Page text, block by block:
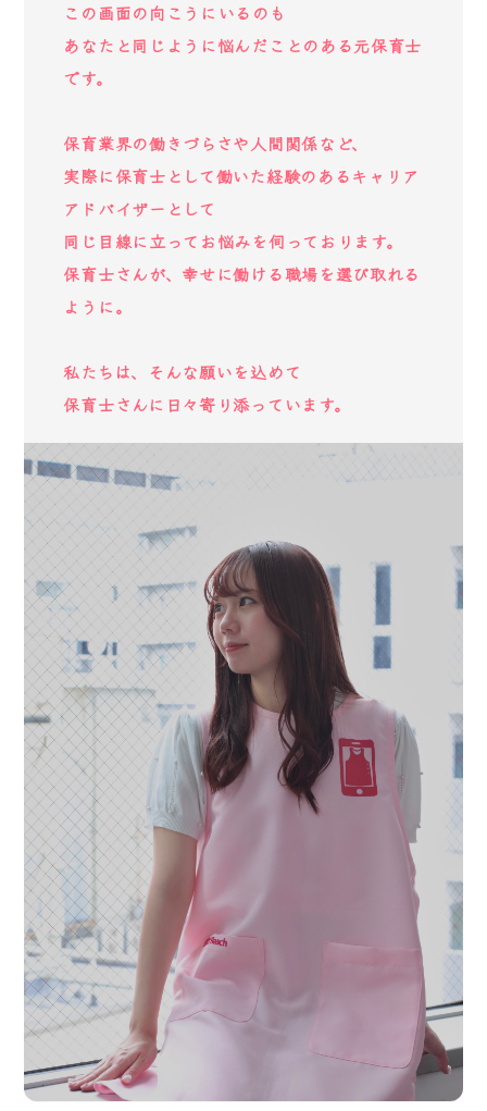
この画面の向こうにいるのも
あなたと同じように悩んだことのある元保育士
です。
保育業界の働きづらさや人間関係など、
実際に保育士として働いた経験のあるキャリア
アドバイザーとして
同じ目線に立ってお悩みを伺っております。
保育士さんが、幸せに働ける職場を選び取れる
ように。
私たちは、そんな願いを込めて
保育士さんに日々寄り添っています。